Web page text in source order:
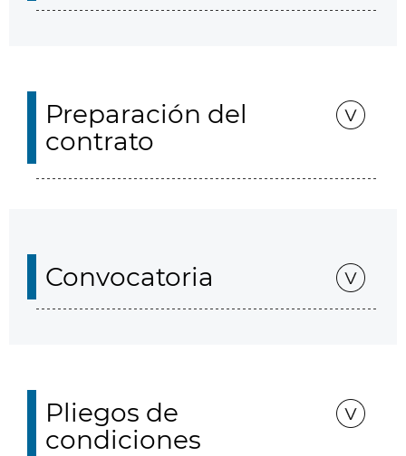
Preparación del
contrato
Convocatoria
Pliegos de
condiciones